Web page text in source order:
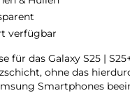
verfügbar
für das Galaxy S25 |
ohne das
Smartphones